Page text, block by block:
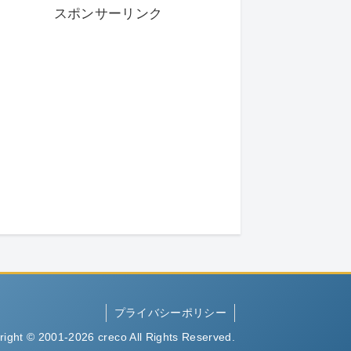
スポンサーリンク
プライバシーポリシー
© 2001-2026 creco All Rights Reserved.